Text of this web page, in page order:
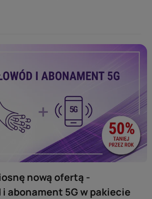
teraz skorzystać z atrakcyjnych
nową ofertą -
i abonament 5G w pakiecie